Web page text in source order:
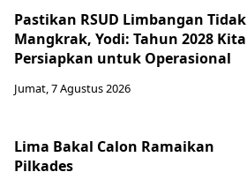
Pastikan RSUD Limbangan Tidak
Mangkrak, Yodi: Tahun 2028 Kita
Persiapkan untuk Operasional
Jumat, 7 Agustus 2026
Lima Bakal Calon Ramaikan
Pilkades